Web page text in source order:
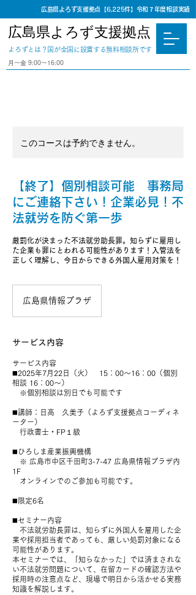
広島県よろず支援拠点【6,225件】令和７年度相談実績
広島県よろず支援拠点
​よろずとは？国が全国に設置する無料相談所です
⽉〜⾦ 9:00〜16:00
このコースは予約できません。
【終了】個別相談可能 事務局
にご連絡下さい！企業必見！不
法就労を防ぐ第一歩
厳罰化が決まった不法就労助長罪。知らずに雇用し
た企業も罪にとわれる可能性があります！入管法を
正しく理解し、今日からできる外国人雇用対策を！
広島県情報プラザ
サービス内容
サービス内容
◼️2025年7月22日（火） 15：00〜16：00（個別
相談 16：00〜）
※個別相談は別日でも可能です
◼️講師：日高 久美子（よろず支援拠点コーディネ
ーター）
行政書士・FP１級
◼️ひろしま産業振興機構
※ 広島市中区千田町3-7-47 広島県情報プラザ内
1F
オンラインでのご参加も可能です。
◼️限定6名
◼️セミナー内容
不法就労助長罪は、知らずに外国人を雇用した企
業や採用担当者であっても、厳しい処罰対象になる
可能性があります。
本セミナーでは、「知らなかった」では済まされな
い不法就労問題について、在留カードの確認方法や
採用時の注意点など、現場で明日から活かせる実務
知識を解説します。